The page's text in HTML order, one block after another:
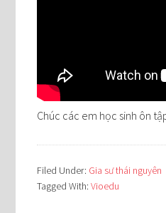
Chúc các em học sinh ôn
Filed Under: Gia sư thái nguyên
Tagged With:Vioedu